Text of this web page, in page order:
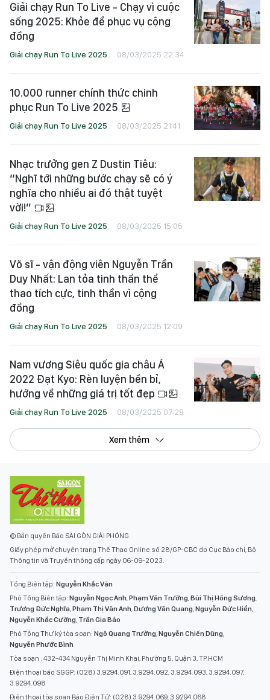
Giải chạy Run To Live - Chạy vì cuộc
sống 2025: Khỏe để phục vụ cộng
đồng
Giải chạy Run To Live 2025 08/03/2025 22:34
10.000 runner chính thức chinh
phục Run To Live 2025
Giải chạy Run To Live 2025 08/03/2025 21:41
Nhạc trưởng gen Z Dustin Tiêu:
“Nghĩ tới những bước chạy sẽ có ý
nghĩa cho nhiều ai đó thật tuyệt
vời!”
Giải chạy Run To Live 2025 08/03/2025 15:05
Võ sĩ - vận động viên Nguyễn Trần
Duy Nhất: Lan tỏa tinh thần thể
thao tích cực, tinh thần vì cộng
đồng
Giải chạy Run To Live 2025 08/03/2025 12:09
Nam vương Siêu quốc gia châu Á
2022 Đạt Kyo: Rèn luyện bền bỉ,
hướng về những giá trị tốt đẹp
Giải chạy Run To Live 2025 08/03/2025 07:28
Xem thêm
© Bản quyền Báo SÀI GÒN GIẢI PHÓNG.
Giấy phép mở chuyên trang Thể Thao Online số 28/GP-CBC do Cục Báo chí, Bộ
Thông tin và Truyền thông cấp ngày 06-09-2023.
Tổng Biên tập: Nguyễn Khắc Văn
Phó Tổng Biên tập: Nguyễn Ngọc Anh,Phạm Văn Trường,Bùi Thị Hồng Sương,
Trương Đức Nghĩa,Phạm Thị Vân Anh,Dương Văn Quang,Nguyễn Đức Hiển,
Nguyễn Khắc Cường, Trần Gia Bảo
Phó Tổng Thư ký tòa soạn: Ngô Quang Trưởng,Nguyễn Chiến Dũng,
Nguyễn Phước Bình
Tòa soạn : 432-434 Nguyễn Thị Minh Khai, Phường 5, Quận 3, TP.HCM
Điện thoại báo SGGP: (028) 3.9294.091, 3.9294.092, 3.9294.093, 3.9294.097,
3.9294.098
Điện thoại tòa soạn Báo Điện Tử: (028) 3.9294.069, 3.9294.068